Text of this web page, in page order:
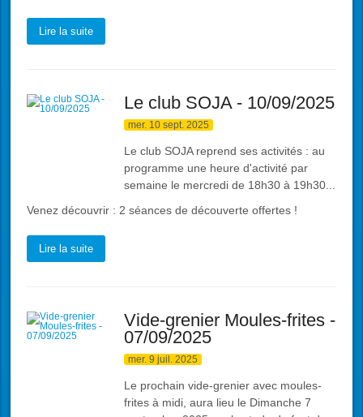
Lire la suite
Le club SOJA - 10/09/2025
mer. 10 sept. 2025
Le club SOJA reprend ses activités : au
programme une heure d'activité par
semaine le mercredi de 18h30 à 19h30...
Venez découvrir : 2 séances de découverte offertes !
Lire la suite
Vide-grenier Moules-frites -
07/09/2025
mer. 9 juil. 2025
Le prochain vide-grenier avec moules-
frites à midi, aura lieu le Dimanche 7